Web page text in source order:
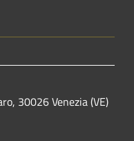
30026 Venezia (VE)